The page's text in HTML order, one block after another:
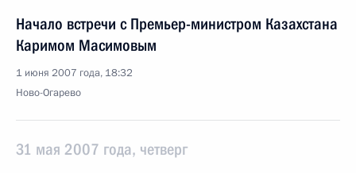
Начало встречи с Премьер-министром Казахстана
Каримом Масимовым
1 июня 2007 года, 18:32
Ново-Огарево
31 мая 2007 года, четверг